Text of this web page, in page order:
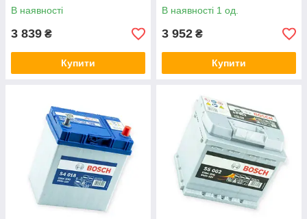
В наявності
3 839 ₴
Купити
В наявності 1 од.
3 952 ₴
Купити